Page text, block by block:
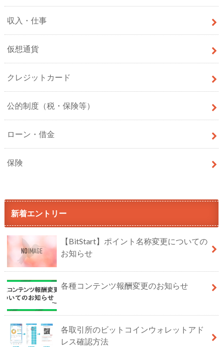
収入・仕事
仮想通貨
クレジットカード
公的制度（税・保険等）
ローン・借金
保険
新着エントリー
【BitStart】ポイント名称変更についての
お知らせ
各種コンテンツ報酬変更のお知らせ
各取引所のビットコインウォレットアド
レス確認方法